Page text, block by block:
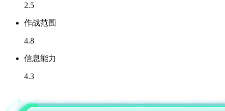
2.5
作战范围
4.8
信息能力
4.3